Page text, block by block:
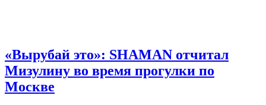
«Вырубай это»: SHAMAN отчитал
Мизулину во время прогулки по
Москве